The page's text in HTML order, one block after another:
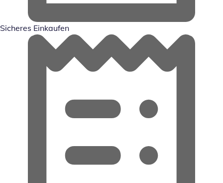
Sicheres Einkaufen